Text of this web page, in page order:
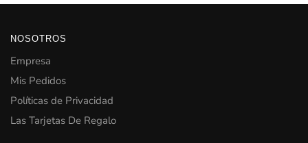
NOSOTROS
Empresa
Mis Pedidos
Políticas de Privacidad
Las Tarjetas De Regalo